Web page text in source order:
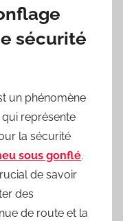
sécurité
un phénomène
représente
la sécurité
sous gonflé.
de savoir
des
de route et la